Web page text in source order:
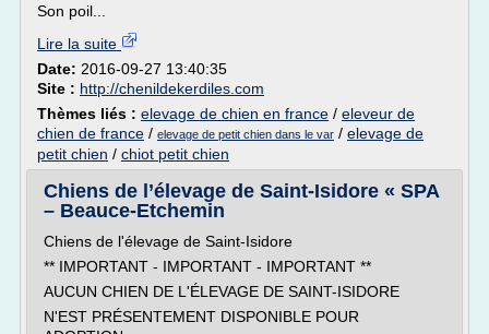
Son poil...
Lire la suite
Date: 2016-09-27 13:40:35
Site : http://chenildekerdiles.com
Thèmes liés : elevage de chien en france / eleveur de
chien de france / elevage de petit chien dans le var / elevage de
petit chien / chiot petit chien
Chiens de l’élevage de Saint-Isidore « SPA
– Beauce-Etchemin
Chiens de l'élevage de Saint-Isidore
** IMPORTANT - IMPORTANT - IMPORTANT **
AUCUN CHIEN DE L'ÉLEVAGE DE SAINT-ISIDORE
N'EST PRÉSENTEMENT DISPONIBLE POUR